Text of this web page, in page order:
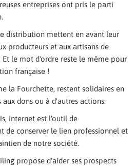
entreprises ont pris le parti
distribution mettent en avant leur
producteurs et aux artisans de
Et le mot d'ordre reste le même pour
française !
la Fourchette, restent solidaires en
dons ou à d'autres actions:
internet est l'outil de
de conserver le lien professionnel et
de notre société.
propose d'aider ses prospects